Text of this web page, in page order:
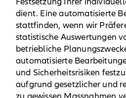
dient. Eine automatisierte
stattfinden, wenn wir
statistische Auswertungen
betriebliche
automatisierte
und Sicherheitsrisiken
aufgrund gesetzlicher und